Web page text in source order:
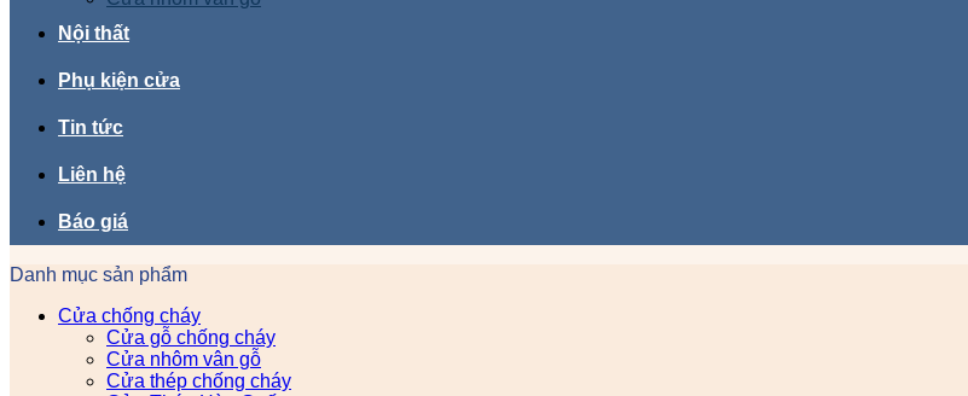
Nội thất
Phụ kiện cửa
Tin tức
Liên hệ
Báo giá
Danh mục sản phẩm
Cửa chống cháy
Cửa gỗ chống cháy
Cửa nhôm vân gỗ
Cửa thép chống cháy